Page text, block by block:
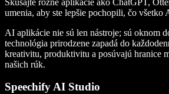
umenia, aby ste lepšie pochopili, čo všetko
AI aplikácie nie sú len nástroje; sú oknom
technológia prirodzene zapadá do
kreativitu, produktivitu a posúvajú hranice
našich rúk.
Speechify AI Studio